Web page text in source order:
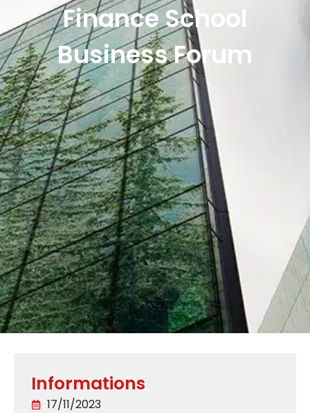
Finance School
Business Forum
Informations
17/11/2023